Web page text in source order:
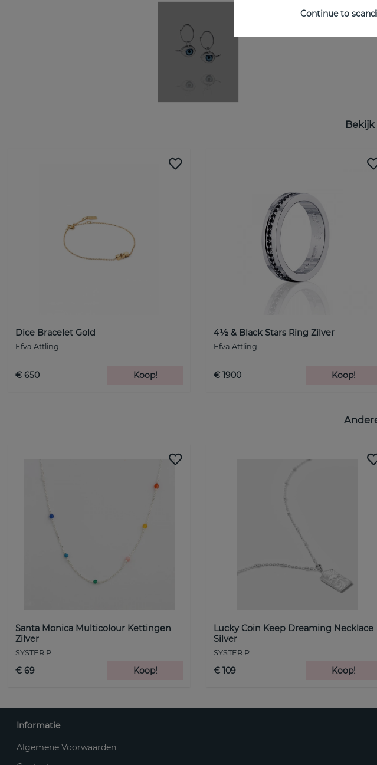
Dice Bracelet Gold
Efva Attling
€ 650 Koop!
4½ & Black Stars Ring Zilver
Efva Attling
€ 1900 Koop!
Santa Monica Multicolour Kettingen
Zilver
SYSTER P
€ 69 Koop!
Lucky Coin Keep Dreaming Necklace
Silver
SYSTER P
€ 109 Koop!
Continue to
Informatie
Algemene Voorwaarden